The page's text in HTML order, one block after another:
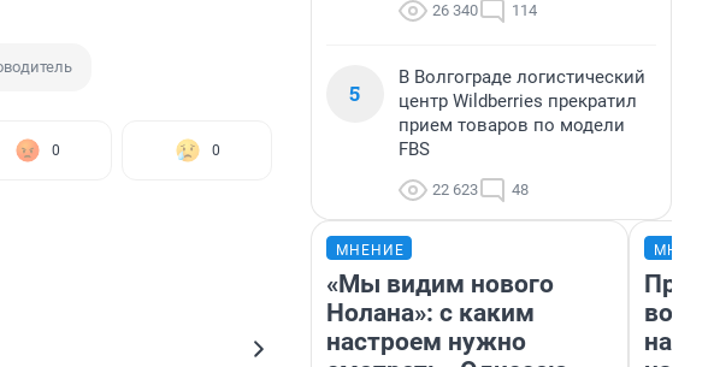
0 0
26 340 114
5
В Волгограде логистический
центр Wildberries прекратил
прием товаров по модели
FBS
22 623 48
МНЕНИЕ
«Мы видим нового
Нолана»: с каким
настроем нужно
нам